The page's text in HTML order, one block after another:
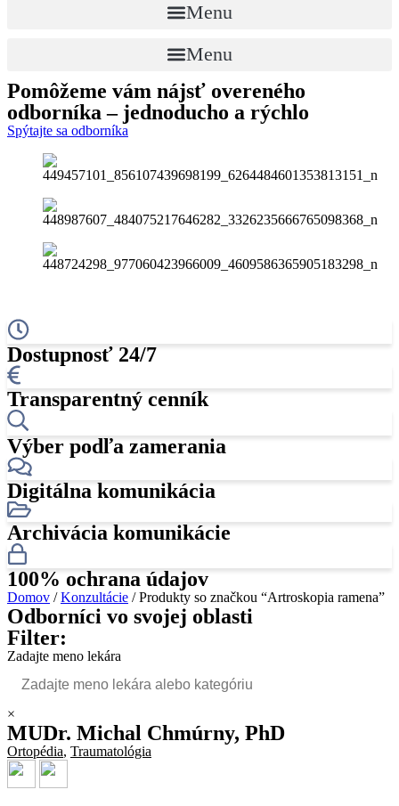
Menu
Menu
Pomôžeme vám nájsť overeného
odborníka– jednoducho a rýchlo
Spýtajte sa odborníka
Dostupnosť 24/7
Transparentný cenník
Výber podľa zamerania
Digitálna komunikácia
Archivácia komunikácie
100% ochrana údajov
Domov /Konzultácie / Produkty so značkou “Artroskopia ramena”
Odborníci vo svojej oblasti
Filter:
Zadajte meno lekára
×
MUDr. Michal Chmúrny, PhD
Ortopédia, Traumatológia